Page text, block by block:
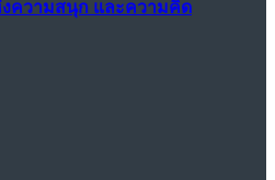
งความสนุก และความคิด